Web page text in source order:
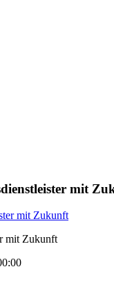
mit
mit Zukunft